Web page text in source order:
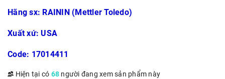
Hãng sx: RAININ (Mettler Toledo)
Xuất xứ: USA
Code: 17014411
Hiện tại có 68 người đang xem sản phẩm này